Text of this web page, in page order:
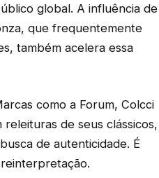
global. A influência de
que frequentemente
também acelera essa
como a Forum, Colcci
de seus clássicos,
de autenticidade. É